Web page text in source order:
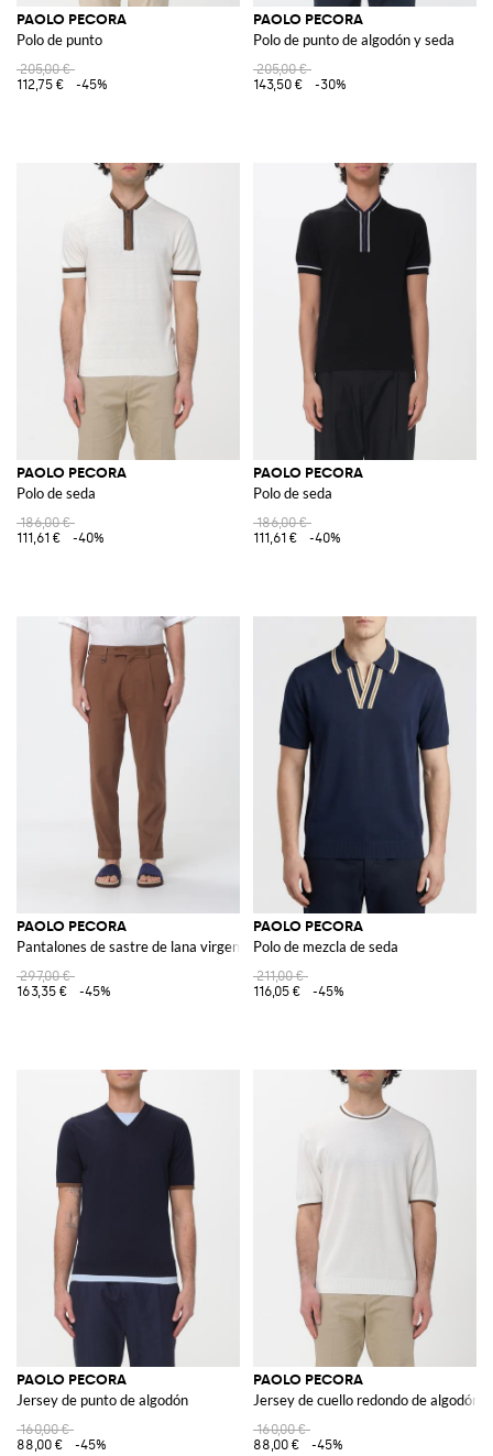
PAOLO PECORA
Polo de punto
205,00 €
112,75 €
-45%
PAOLO PECORA
Polo de punto de algodón y seda
205,00 €
143,50 €
-30%
PAOLO PECORA
Polo de seda
186,00 €
111,61 €
-40%
PAOLO PECORA
Polo de seda
186,00 €
111,61 €
-40%
PAOLO PECORA
Pantalones de sastre de lana virgen
297,00 €
163,35 €
-45%
PAOLO PECORA
Polo de mezcla de seda
211,00 €
116,05 €
-45%
PAOLO PECORA
Jersey de punto de algodón
160,00 €
88,00 €
-45%
PAOLO PECORA
Jersey de cuello redondo de algodón
160,00 €
88,00 €
-45%